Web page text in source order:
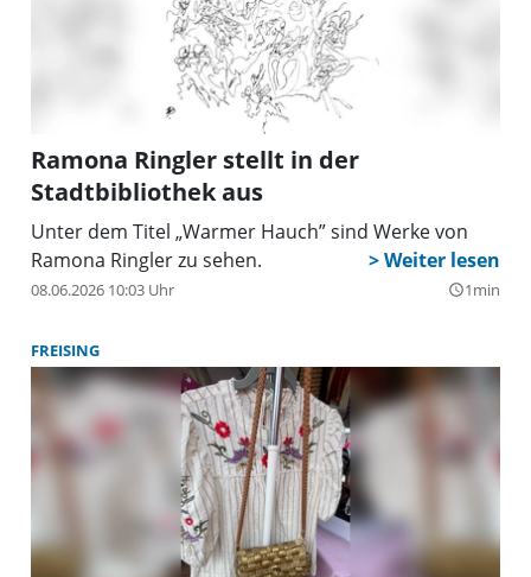
Ramona Ringler stellt in der
Stadtbibliothek aus
Unter dem Titel „Warmer Hauch” sind Werke von
Ramona Ringler zu sehen.
08.06.2026 10:03 Uhr query_builder1min
FREISING